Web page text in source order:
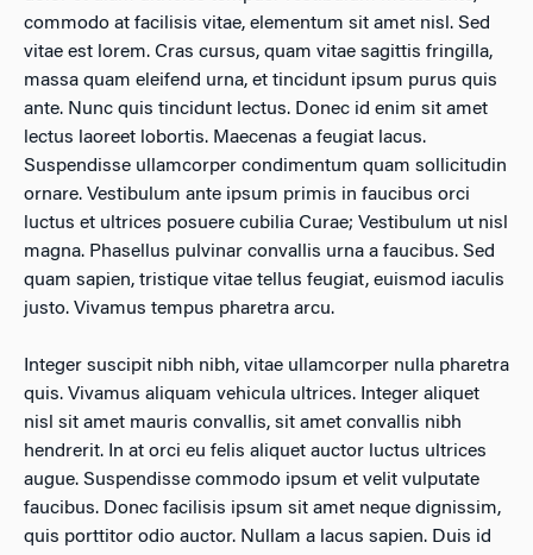
commodo at facilisis vitae, elementum sit amet nisl. Sed
vitae est lorem. Cras cursus, quam vitae sagittis fringilla,
massa quam eleifend urna, et tincidunt ipsum purus quis
ante. Nunc quis tincidunt lectus. Donec id enim sit amet
lectus laoreet lobortis. Maecenas a feugiat lacus.
Suspendisse ullamcorper condimentum quam sollicitudin
ornare. Vestibulum ante ipsum primis in faucibus orci
luctus et ultrices posuere cubilia Curae; Vestibulum ut nisl
magna. Phasellus pulvinar convallis urna a faucibus. Sed
quam sapien, tristique vitae tellus feugiat, euismod iaculis
justo. Vivamus tempus pharetra arcu.
Integer suscipit nibh nibh, vitae ullamcorper nulla pharetra
quis. Vivamus aliquam vehicula ultrices. Integer aliquet
nisl sit amet mauris convallis, sit amet convallis nibh
hendrerit. In at orci eu felis aliquet auctor luctus ultrices
augue. Suspendisse commodo ipsum et velit vulputate
faucibus. Donec facilisis ipsum sit amet neque dignissim,
quis porttitor odio auctor. Nullam a lacus sapien. Duis id